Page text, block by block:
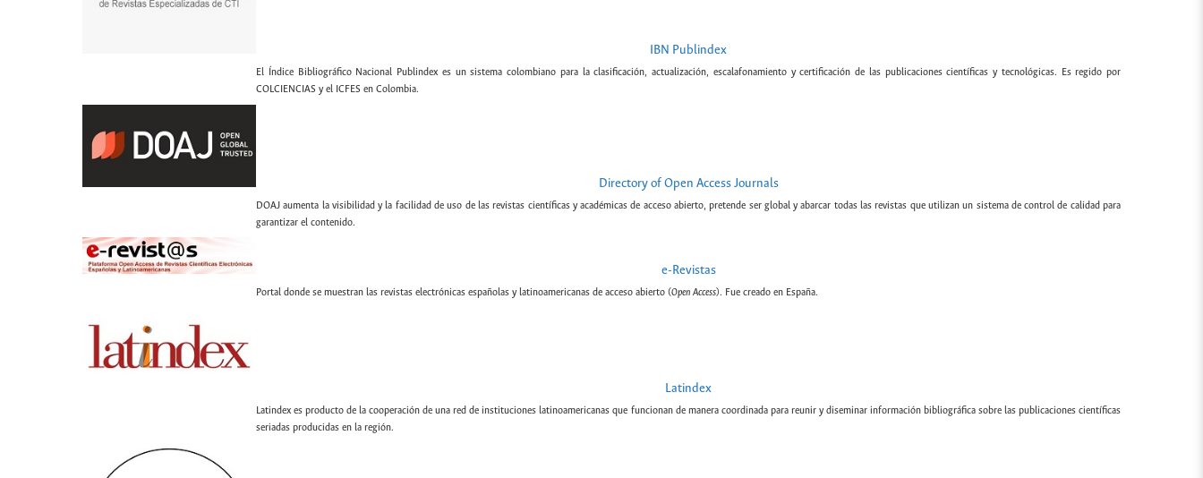
IBN Publindex
El Índice Bibliográfico Nacional Publindex es un sistema colombiano para la clasificación, actualización, escalafonamiento y certificación de las publicaciones científicas y tecnológicas. Es regido por
COLCIENCIAS y el ICFES en Colombia.
Directory of Open Access Journals
DOAJ aumenta la visibilidad y la facilidad de uso de las revistas científicas y académicas de acceso abierto, pretende ser global y abarcar todas las revistas que utilizan un sistema de control de calidad para
garantizar el contenido.
e-Revistas
Portal donde se muestran las revistas electrónicas españolas y latinoamericanas de acceso abierto (Open Access). Fue creado en España.
Latindex
Latindex es producto de la cooperación de una red de instituciones latinoamericanas que funcionan de manera coordinada para reunir y diseminar información bibliográfica sobre las publicaciones científicas
seriadas producidas en la región.